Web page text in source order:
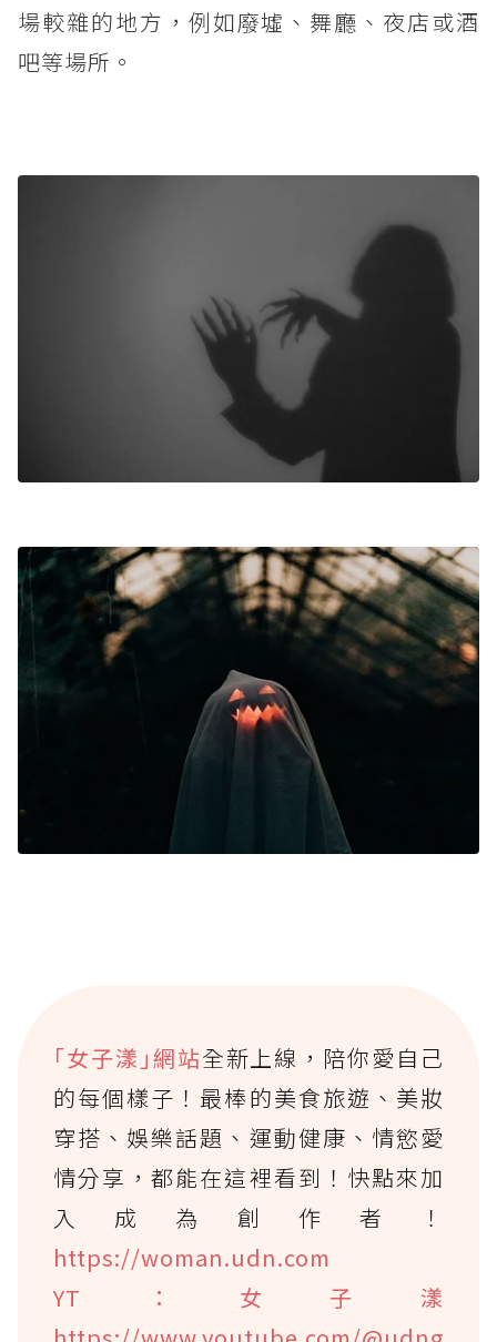
場較雜的地方，例如廢墟、舞廳、夜店或酒
吧等場所。
｢女子漾｣網站全新上線，陪你愛自己
的每個樣子！最棒的美食旅遊、美妝
穿搭、娛樂話題、運動健康、情慾愛
情分享，都能在這裡看到！快點來加
入成為創作者！
https://woman.udn.com
YT：女子漾